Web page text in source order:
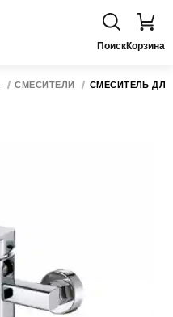
ПоискКорзина
СМЕСИТЕЛИ СМЕСИТЕЛЬ ДЛЯ